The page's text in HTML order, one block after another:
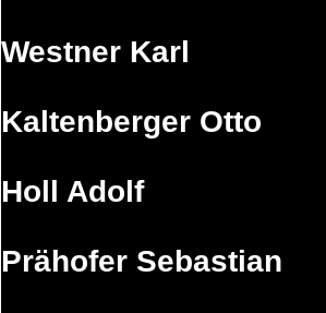
Westner Karl
Kaltenberger Otto
Holl Adolf
Prähofer Sebastian